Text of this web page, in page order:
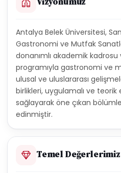
Vizyonumuz
Antalya Belek Üniversitesi,
Gastronomi ve Mutfak
donanımlı akademik
programıyla gastronomi ve
ulusal ve uluslararası
birlikleri, uygulamalı ve
sağlayarak öne çıkan
edinmiştir.
Temel Değerlerimiz